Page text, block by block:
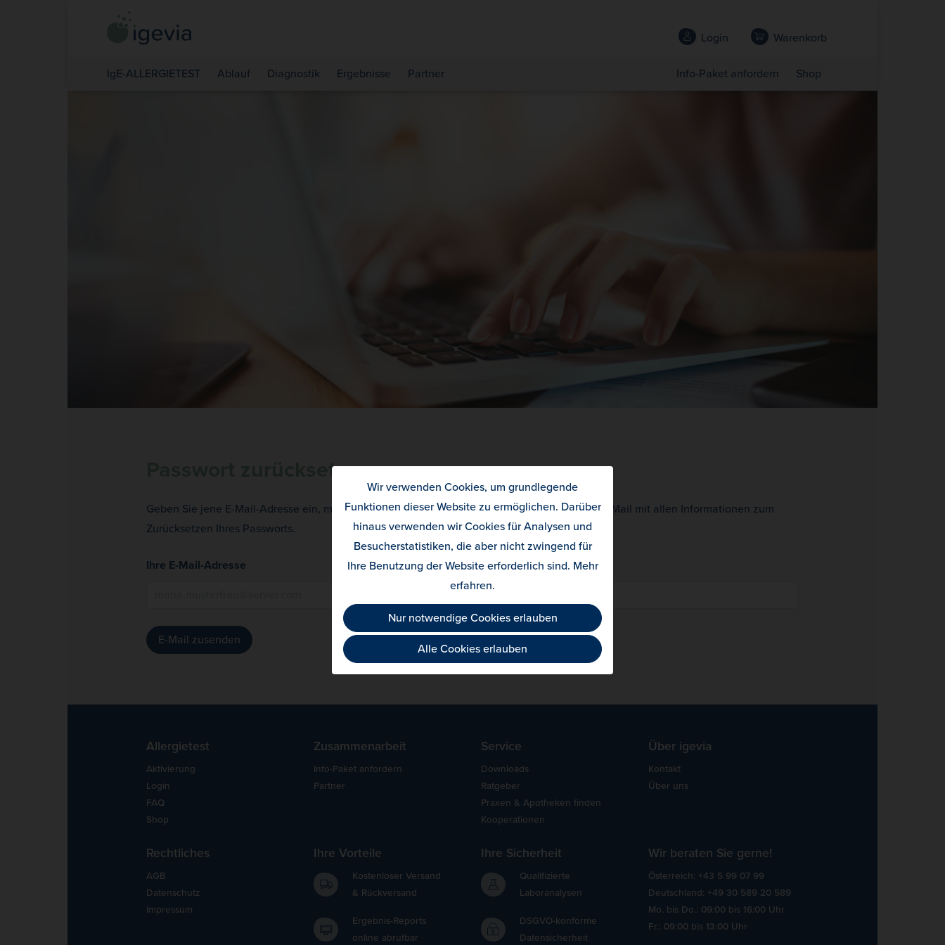
Login Warenkorb
IgE-ALLERGIETEST Ablauf Diagnostik Ergebnisse Partner Info-Paket anfordern Shop
Passwort zurücksetzen
Geben Sie jene E-Mail-Adresse ein, mit der Sie bei uns registriert sind. Wir senden Ihnen ein E-Mail mit allen Informationen zum
Zurücksetzen Ihres Passworts.
Ihre E-Mail-Adresse
E-Mail zusenden
Allergietest
Aktivierung
Login
FAQ
Shop
Zusammenarbeit
Info-Paket anfordern
Partner
Service
Downloads
Ratgeber
Praxen & Apotheken finden
Kooperationen
Über igevia
Kontakt
Über uns
Rechtliches
AGB
Datenschutz
Impressum
Ihre Vorteile
Kostenloser Versand
& Rückversand
Ergebnis-Reports
online abrufbar
Ihre Sicherheit
Qualifizierte
Laboranalysen
DSGVO-konforme
Datensicherheit
Wir beraten Sie gerne!
Österreich: +43 5 99 07 99
Deutschland: +49 30 589 20 589
Mo. bis Do.: 09:00 bis 16:00 Uhr
Fr.: 09:00 bis 13:00 Uhr
Wir verwenden Cookies, um grundlegende
Funktionen dieser Website zu ermöglichen. Darüber
hinaus verwenden wir Cookies für Analysen und
Besucherstatistiken, die aber nicht zwingend für
Ihre Benutzung der Website erforderlich sind. Mehr
erfahren.
Nur notwendige Cookies erlauben
Alle Cookies erlauben